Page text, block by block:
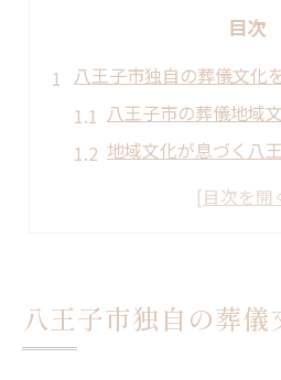
目次
八王子市独自の葬儀文化
八王子市の葬儀地域
地域文化が息づく八
葬儀と地域文化の深
葬儀の地域文化が生まれ
地域文化形成に影響
八王子市独自の葬儀